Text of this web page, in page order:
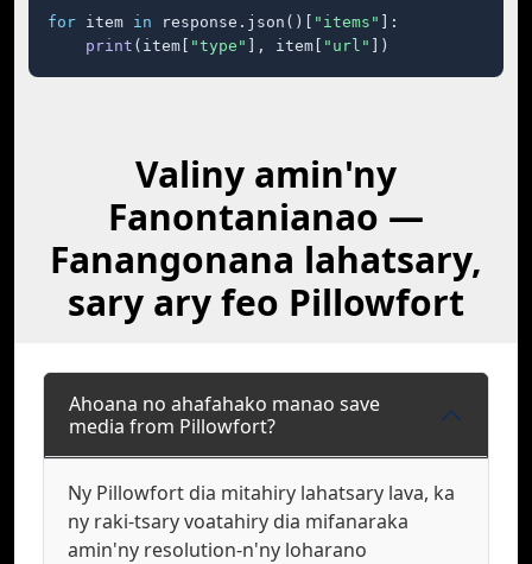
for item in response.json()[ "items"
]:
print (item[ "type" ], item[ "url" ])
Valiny amin'ny
Fanontanianao —
Fanangonana lahatsary,
sary ary feo Pillowfort
Ahoana no ahafahako manao save
media from Pillowfort?
Ny Pillowfort dia mitahiry lahatsary lava, ka
ny raki-tsary voatahiry dia mifanaraka
amin'ny resolution-n'ny loharano